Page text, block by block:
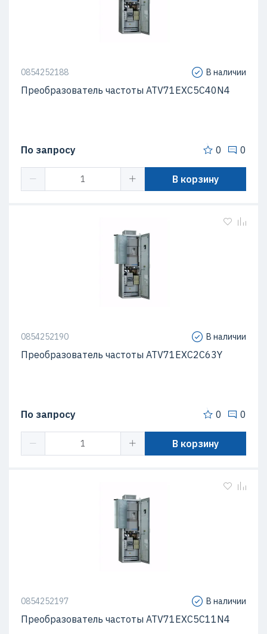
0854252188 В наличии
Преобразователь частоты ATV71EXC5C40N4
По запросу 0 0
В корзину
0854252190 В наличии
Преобразователь частоты ATV71EXC2C63Y
По запросу 0 0
В корзину
0854252197 В наличии
Преобразователь частоты ATV71EXC5C11N4